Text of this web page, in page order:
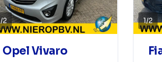
/2
Opel Vivaro
1/2